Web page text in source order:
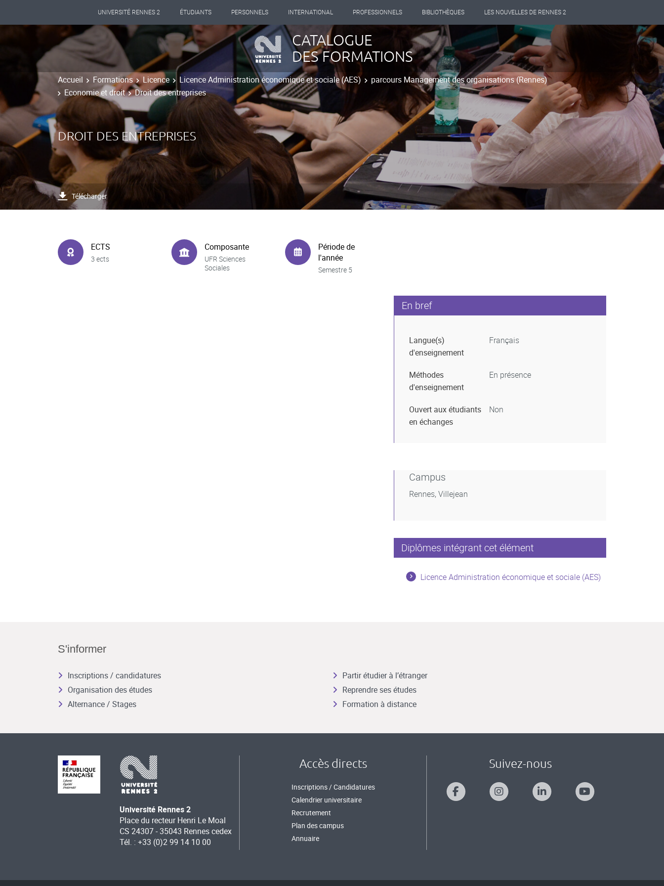
UNIVERSITÉ RENNES 2 ÉTUDIANTS PERSONNELS INTERNATIONAL PROFESSIONNELS BIBLIOTHÈQUES LES NOUVELLES DE RENNES 2
CATALOGUE
DES FORMATIONS
Accueil Formations Licence Licence Administration économique et sociale (AES)
parcours Management des organisations (Rennes)
Economie et droit
Droit des entreprises
DROIT DES ENTREPRISES
Télécharger
ECTS
3 ects
Composante
UFR Sciences
Sociales
Période de
l'année
Semestre 5
En bref
Langue(s)
d'enseignement
Français
Méthodes
d'enseignement
En présence
Ouvert aux étudiants
en échanges
Non
Campus
Rennes, Villejean
Diplômes intégrant cet élément
Licence Administration économique et sociale (AES)
S'informer
Inscriptions / candidatures
Organisation des études
Alternance / Stages
Partir étudier à l’étranger
Reprendre ses études
Formation à distance
Université Rennes 2
Place du recteur Henri Le Moal
CS 24307 - 35043 Rennes cedex
Tél. : +33 (0)2 99 14 10 00
Accès directs
Inscriptions / Candidatures
Calendrier universitaire
Recrutement
Plan des campus
Annuaire
Suivez-nous